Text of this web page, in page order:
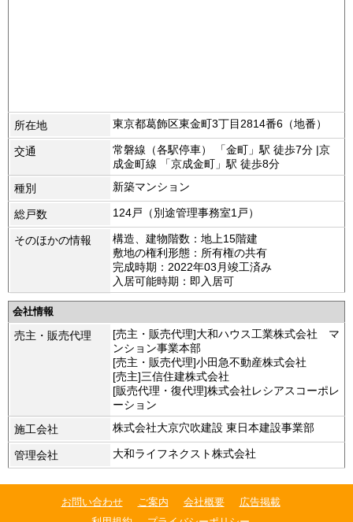
所在地 東京都葛飾区東金町3丁目2814番6（地番）
交通
常磐線（各駅停車） 「金町」駅 徒歩7分 |京
成金町線 「京成金町」駅 徒歩8分
種別
新築マンション
総戸数 124戸（別途管理事務室1戸）
そのほかの情報
構造、建物階数：地上15階建
敷地の権利形態：所有権の共有
完成時期：2022年03月竣工済み
入居可能時期：即入居可
会社情報
売主・販売代理
[売主・販売代理]大和ハウス工業株式会社 マ
ンション事業本部
[売主・販売代理]小田急不動産株式会社
[売主]三信住建株式会社
[販売代理・復代理]株式会社レシアスコーポレ
ーション
施工会社
株式会社大京穴吹建設 東日本建設事業部
管理会社 大和ライフネクスト株式会社
お問い合わせ ご案内 会社概要
広告掲載